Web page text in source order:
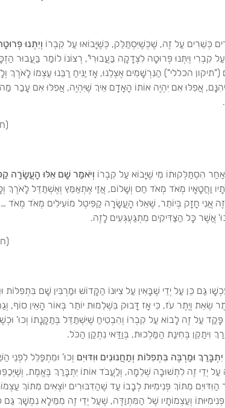
כְּשֵׁרִים עַל זֶה, שֶׁכְּשֶׁיִּסְתַּלֵּק, כְּשֶׁיָּבוֹאוּ עַל קִבְרוֹ וְיִתְּנוּ
קִבְרִי וְיִתְּנוּ פְּרוּטָה לִצְדָקָה בַּעֲבוּרִי", רְצוֹנוֹ לוֹמַר בַּעֲבוּר
הכללי") הַנִּרְשָׁמִים אֶצְלֵנוּ, אָז יַנִּיחַ רַבֵּנוּ עַצְמוֹ לָאֹרֶךְ
אֲפִלּוּ אִם יִהְיֶה אוֹתוֹ הָאָדָם אֵיךְ שֶׁיִּהְיֶה, אֲפִלּוּ אִם עָבַר
אַחַר הִסְתַּלְּקוּתוֹ מִי שֶׁיָּבוֹא עַל קִבְרוֹ וְיֹאמַר שָׁם אֵלּוּ הָעֲשָׂרָה
וַחֲטָאָיו מְאֹד מְאֹד חַס וְשָׁלוֹם, אֲזַי אֶתְאַמֵּץ וְאֶשְׁתַּדֵּל לָאֹרֶךְ
אֲנִי חָזָק בְּיוֹתֵר, שֶׁאֵלּוּ הָעֲשָׂרָה קַפִּיטְל מוֹעִילִים מְאֹד
אֲשֶׁר כָּל הַצַּדִּיקִים מִתְגַּעְגְּעִים לָזֶה.
גַּם כֵּן עַל יְדֵי שֶׁבָּאִין עַל צִיּוּנוֹ הַקָּדוֹשׁ וּמַרְבִּין שָׁם בִּתְפִלּוֹת
שְׂאֵת וְיֶתֶר עֹז, כִּי אָז דָּבוּק בִּשְׁלֵמוּת יוֹתֵר בְּאוֹר הָאֵין סוֹף,
עַל זֶה לָבוֹא עַל קִבְרוֹ וְהִבְטִיחַ שֶׁיִּשְׁתַּדֵּל בְּתַקָּנָתוֹ וְכוּ'
וִיתַקֵּן בְּחִינַת הַמַּלְכוּת, בְּוַדַּאי נִתְקַן הַכֹּל.
וּמַרְבֶּה בִּתְפִלּוֹת וְתַחֲנוּנִים וּוִדּוּיִם וְכוּ' וּמִתְפַּלֵּל לִפְנֵי
עַל יְדֵי זֶה לִתְשׁוּבָה שְׁלֵמָה, וְלַעֲבֹד אוֹתוֹ יִתְבָּרַךְ בֶּאֱמֶת,
מִתּוֹךְ פְּנִימִיּוּת לְבָבוֹ עַד שֶׁהַדִּבּוּרִים יוֹצְאִים מִתּוֹךְ
פְּנִימִיּוּתוֹ וְעַצְמוֹתָיו שֶׁל הַמִּתְוַדֶּה, שֶׁעַל יְדֵי זֶה מִמֵּילָא נִמְשָׁךְ